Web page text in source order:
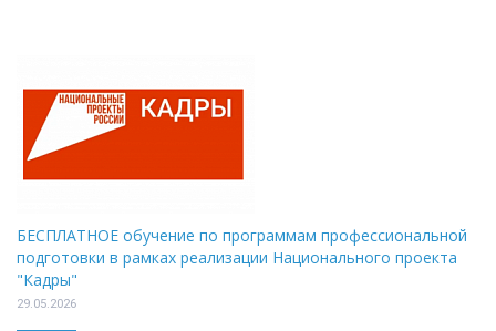
БЕСПЛАТНОЕ обучение по программам профессиональной
подготовки в рамках реализации Национального проекта
"Кадры"
29.05.2026